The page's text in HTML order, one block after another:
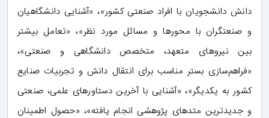
دانش دانشجویان با افراد صنعتی کشور»، «آشنایی دانشگاهیان
و صنعتگران با محورها و مسائل مورد نظر»، «تعامل بیشتر
بین نیروهای متعهد، متخصص دانشگاهی و صنعتی»،
«فراهم‌سازی بستر مناسب برای انتقال دانش و تجربیات صنایع
کشور به یکدیگر»، «آشنایی با آخرین دستاورهای علمی، صنعتی
و جدیدترین متدهای پژوهشی انجام یافته»، «حصول اطمینان